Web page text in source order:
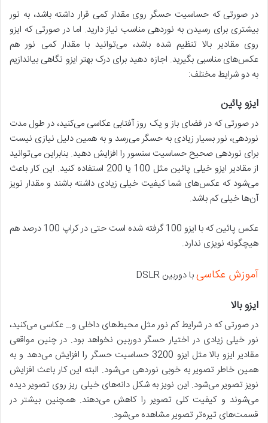
در صورتی که حساسیت حسگر روی مقدار کمی قرار داشته باشد، به نور
بیشتری برای رسیدن به نوردهی مناسب نیاز دارید. اما در صورتی که ایزو
روی مقادیر بالا تنظیم شده باشد، می‌توانید با مقدار کمی نور هم
عکس‌های مناسبی بگیرید. اجازه دهید برای درک بهتر ایزو نگاهی بیاندازیم
به دو شرایط مختلف:
ایزو پائین
در صورتی که در فضای باز و یک روز آفتابی عکاسی می‌کنید، در طول مدت
نوردهی، نور بسیار زیادی به حسگر می‌رسد و به همین دلیل نیازی نیست
برای نوردهی صحیح حساسیت سنسور را افزایش دهید. بنابراین می‌توانید
از مقادیر ایزو خیلی پائین مثل 100 یا 200 استفاده کنید. این کار باعث
می‌شود که عکس‌های شما کیفیت خیلی زیادی داشته باشند و مقدار نویز
آن‌ها خیلی کم باشد.
عکس پائین که با ایزو 100 گرفته شده است حتی در کراپ 100 درصد هم
هیچگونه نویزی ندارد.
آموزش عکاسیبا دوربین DSLR
ایزو بالا
در صورتی که در شرایط کم نور مثل محیط‌های داخلی و… عکاسی می‌کنید،
نور خیلی زیادی در اختیار حسگر دوربین نخواهد بود. در چنین مواقعی
مقادیر ایزو بالا مثل ایزو 3200 حساسیت حسگر را افزایش می‌دهد و به
همین خاطر تصویر به خوبی نوردهی می‌شود. البته این کار باعث افزایش
نویز تصویر می‌شود. این نویز به شکل دانه‌های خیلی ریز روی تصویر دیده
می‌شوند و کیفیت کلی تصویر را کاهش می‌دهند. همچنین بیشتر در
قسمت‌های تیره‌تر تصویر مشاهده می‌شود.